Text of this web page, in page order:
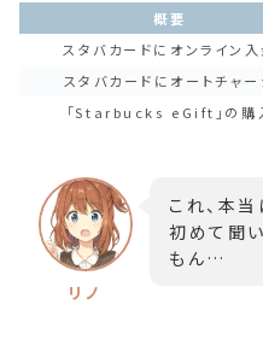
概要
スタバカードにオンライン入
スタバカードにオートチャー
「Starbucks eGift」の購
これ、本当
初めて聞
もん…